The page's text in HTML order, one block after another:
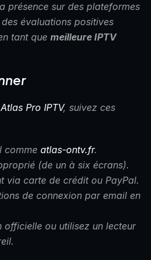
présence sur des plateformes
évaluations positives
tant que meilleure IPTV
Atlas Pro IPTV, suivez ces
comme atlas-ontv.fr.
(de un à six écrans).
via carte de crédit ou PayPal.
de connexion par email en
officielle ou utilisez un lecteur